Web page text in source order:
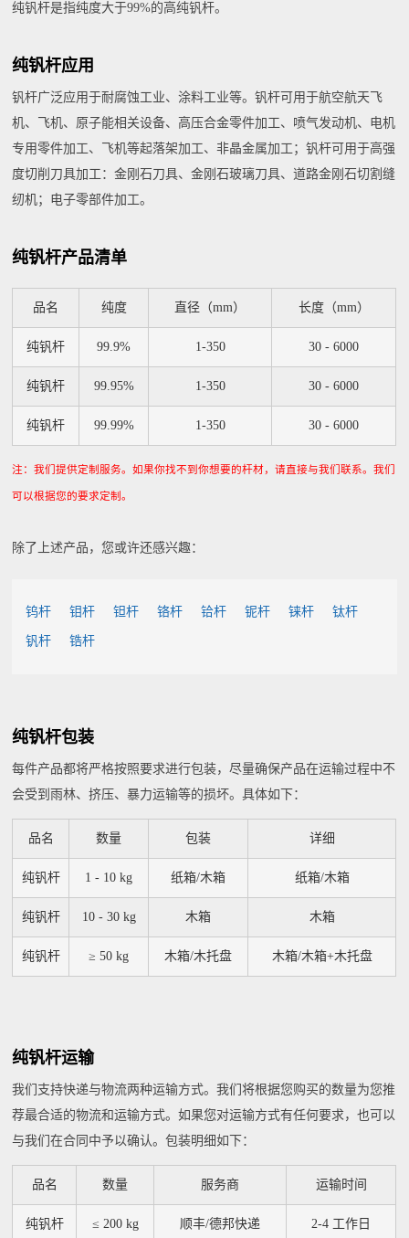
纯钒杆是指纯度大于99%的高纯钒杆。
纯钒杆应用
钒杆广泛应用于耐腐蚀工业、涂料工业等。钒杆可用于航空航天飞
机、飞机、原子能相关设备、高压合金零件加工、喷气发动机、电机
专用零件加工、飞机等起落架加工、非晶金属加工；钒杆可用于高强
度切削刀具加工：金刚石刀具、金刚石玻璃刀具、道路金刚石切割缝
纫机；电子零部件加工。
纯钒杆产品清单
品名 纯度 直径（mm） 长度（mm）
纯钒杆 99.9% 1-350 30 - 6000
纯钒杆 99.95% 1-350 30 - 6000
纯钒杆 99.99% 1-350 30 - 6000
注：我们提供定制服务。如果你找不到你想要的杆材，请直接与我们联系。我们
可以根据您的要求定制。
除了上述产品，您或许还感兴趣：
钨杆 钼杆 钽杆 铬杆 铪杆 铌杆 铼杆 钛杆
钒杆 锆杆
纯钒杆包装
每件产品都将严格按照要求进行包装，尽量确保产品在运输过程中不
会受到雨林、挤压、暴力运输等的损坏。具体如下：
品名 数量 包装 详细
纯钒杆 1 - 10 kg 纸箱/木箱 纸箱/木箱
纯钒杆 10 - 30 kg 木箱 木箱
纯钒杆 ≥ 50 kg 木箱/木托盘 木箱/木箱+木托盘
纯钒杆运输
我们支持快递与物流两种运输方式。我们将根据您购买的数量为您推
荐最合适的物流和运输方式。如果您对运输方式有任何要求，也可以
与我们在合同中予以确认。包装明细如下：
品名 数量 服务商 运输时间
纯钒杆 ≤ 200 kg 顺丰/德邦快递 2-4 工作日